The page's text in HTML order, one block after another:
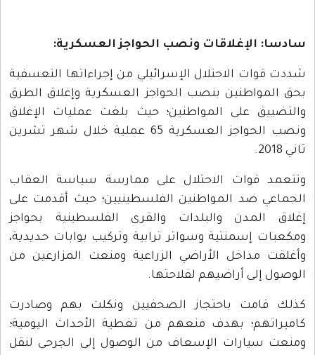
الإغلاقات ونصب الحواجز العسكرية:
قوات الاحتلال الإسرائيلي من إجراءاتها التعسفية
المواطنين بنصب الحواجز العسكرية وإغلاق الطرق
على المواطنين؛ حيث بلغت عمليات الإغلاق
ونصب الحواجز العسكرية 65 عملية خلال شهر تشرين
2018.
قوات الاحتلال على ممارسة سياسة العقاب
ضد المواطنين الفلسطينيين؛ حيث أقدمت على
المدن والبلدات والقرى الفلسطينية بحواجز
إسمنتية وسواتر ترابية وتركيب بوابات حديدية،
مداخل الأراضي الزراعية ومنعت المزارعين من
إلى أراضيهم لفلاحتها.
قامت باحتجاز الصحفيين ونكلت بهم وصادرت
بهدف منعهم من تغطية الأحداث اليومية؛
سيارات الإسعاف من الوصول إلى الجرحى لنقل